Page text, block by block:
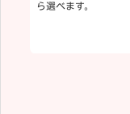
ら選べます。